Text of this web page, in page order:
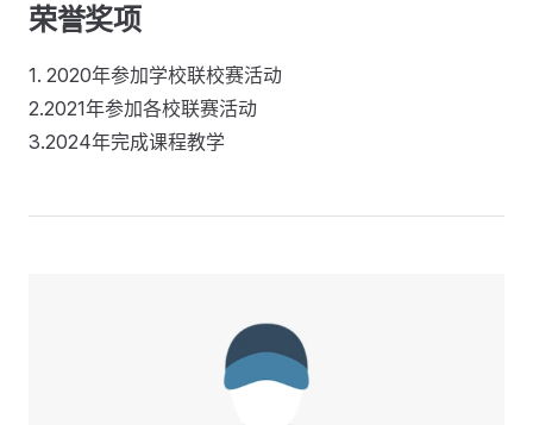
荣誉奖项
1. 2020年参加学校联校赛活动
2.2021年参加各校联赛活动
3.2024年完成课程教学